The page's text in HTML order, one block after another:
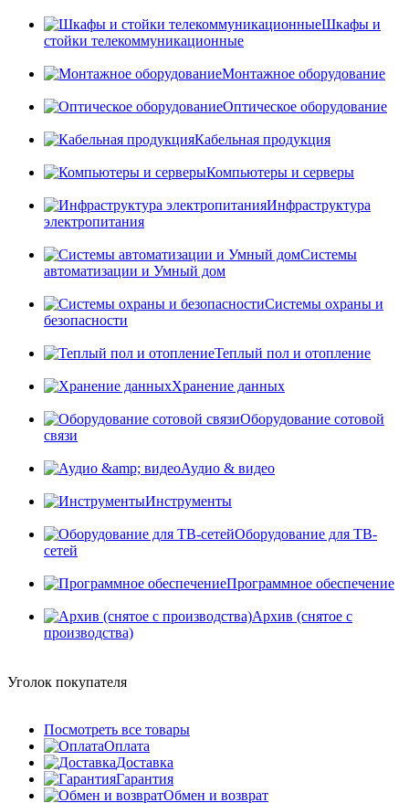
Шкафы и
стойки телекоммуникационные
Монтажное оборудование
Оптическое оборудование
Кабельная продукция
Компьютеры и серверы
Инфраструктура
электропитания
Системы
автоматизации и Умный дом
Системы охраны и
безопасности
Теплый пол и отопление
Хранение данных
Оборудование сотовой
связи
Аудио & видео
Инструменты
Оборудование для ТВ-
сетей
Программное обеспечение
Архив (снятое с
производства)
Уголок покупателя
Посмотреть все товары
Оплата
Доставка
Гарантия
Обмен и возврат